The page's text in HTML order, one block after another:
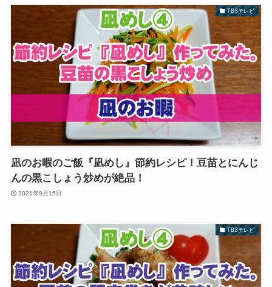
TBSテレビ
凪のお暇のご飯『凪めし』節約レシピ！豆苗とにんじ
んの黒こしょう炒めが絶品！
2021年9月15日
TBSテレビ